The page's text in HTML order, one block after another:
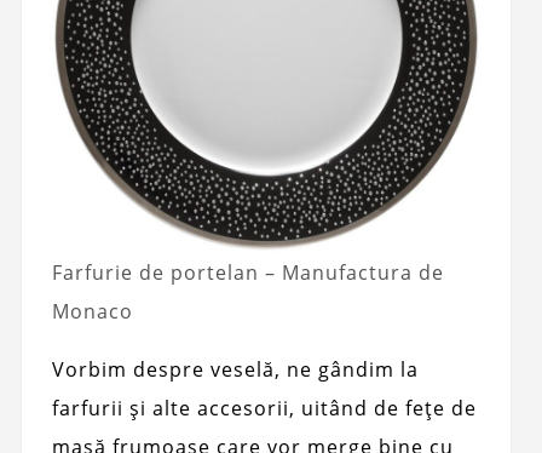
Farfurie de portelan – Manufactura de
Monaco
Vorbim despre veselă, ne gândim la
farfurii și alte accesorii, uitând de fețe de
masă frumoase care vor merge bine cu